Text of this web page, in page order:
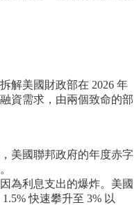
解美國財政部在 2026 年
資需求，由兩個致命的部
美國聯邦政府的年度赤字
為利息支出的爆炸。美國
快速攀升至 3% 以